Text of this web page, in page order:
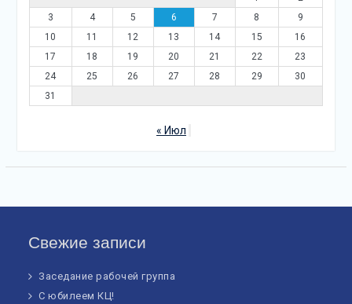
3
4 5 6 7 8
9
10
11 12 13 14 15
16
17
18 19 20 21 22
23
24
25 26 27 28 29
30
31
« Июл
Свежие записи
Заседание рабочей группа
С юбилеем КЦ!